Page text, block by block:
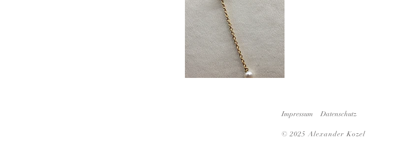
Impressum Datenschutz
© 2025 Alexander Kozel